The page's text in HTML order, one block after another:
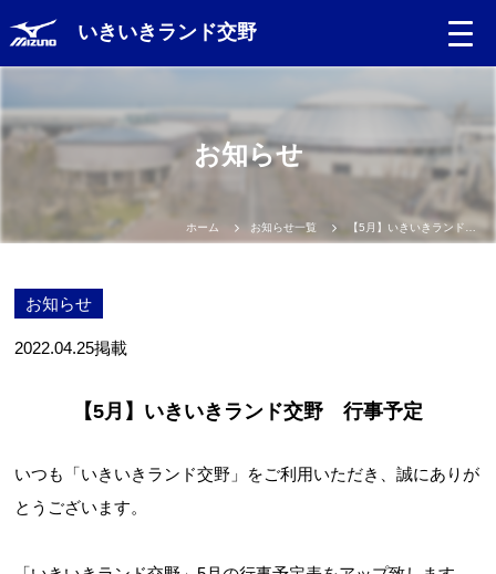
いきいきランド交野
お知らせ
ホーム お知らせ一覧
お知らせ
2022.04.25掲載
【5月】いきいきランド交野 行事予定
いつも「いきいきランド交野」をご利用いただき、誠にありが
とうございます。